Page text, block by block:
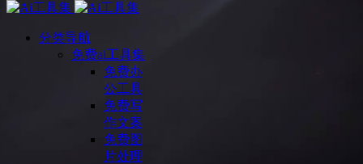
分类导航
免费ai工具集
免费办
公工具
免费写
作文案
免费图
片处理